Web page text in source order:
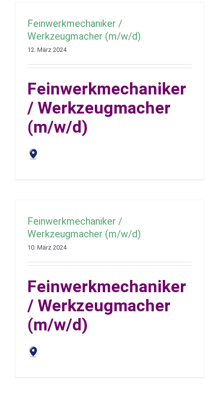
Feinwerkmechaniker /
Werkzeugmacher (m/w/d)
12. März 2024
Feinwerkmechaniker
/ Werkzeugmacher
(m/w/d)
Feinwerkmechaniker /
Werkzeugmacher (m/w/d)
10. März 2024
Feinwerkmechaniker
/ Werkzeugmacher
(m/w/d)